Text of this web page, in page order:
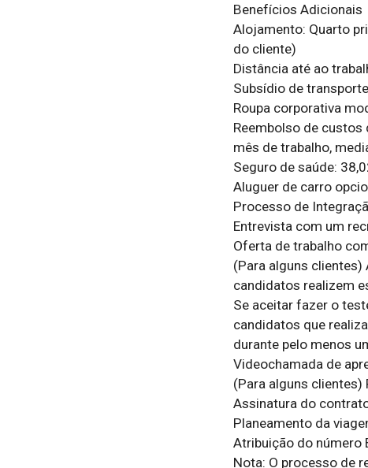
Benefícios Adicionais
Alojamento: Quarto
do cliente)
Distância até ao
Subsídio de
Roupa corporativa
Reembolso de custos
mês de trabalho,
Seguro de saúde:
Aluguer de carro
Processo de
Entrevista com um
Oferta de trabalho
(Para alguns
candidatos realizem
Se aceitar fazer o
candidatos que
durante pelo menos
Videochamada de
(Para alguns clientes)
Assinatura do
Planeamento da
Atribuição do número
Nota: O processo de